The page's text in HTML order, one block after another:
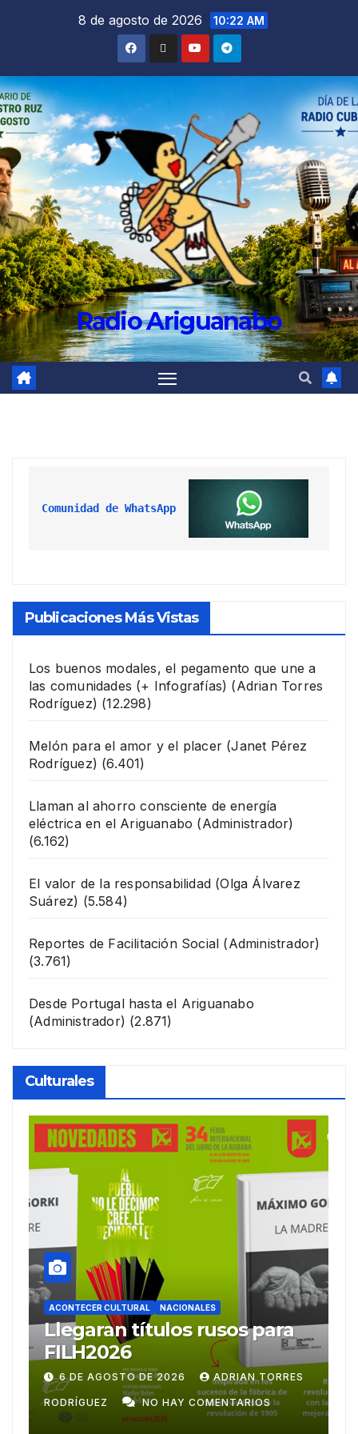
8 de agosto de 2026 10:22 AM
Radio Ariguanabo
Comunidad de WhatsApp
Publicaciones Más Vistas
Los buenos modales, el pegamento que une a
las comunidades (+ Infografías) (Adrian Torres
Rodríguez) (12.298)
Melón para el amor y el placer (Janet Pérez
Rodríguez) (6.401)
Llaman al ahorro consciente de energía
eléctrica en el Ariguanabo (Administrador)
(6.162)
El valor de la responsabilidad (Olga Álvarez
Suárez) (5.584)
Reportes de Facilitación Social (Administrador)
(3.761)
Desde Portugal hasta el Ariguanabo
(Administrador) (2.871)
Culturales
ACONTECER CULTURAL
Ballet Laura Alonso
emprende gira
centroamericana
28 DE JULIO DE 2026 ADRIAN TORRES
RODRÍGUEZ NO HAY COMENTARIOS